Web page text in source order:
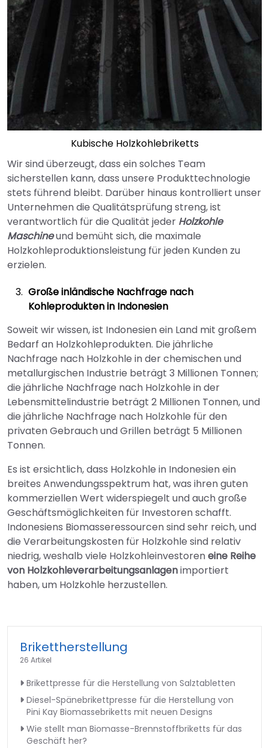
Kubische Holzkohlebriketts
Wir sind überzeugt, dass ein solches Team
sicherstellen kann, dass unsere Produkttechnologie
stets führend bleibt. Darüber hinaus kontrolliert unser
Unternehmen die Qualitätsprüfung streng, ist
verantwortlich für die Qualität jeder Holzkohle
Maschineund bemüht sich, die maximale
Holzkohleproduktionsleistung für jeden Kunden zu
erzielen.
Große inländische Nachfrage nach
Kohleprodukten in Indonesien
Soweit wir wissen, ist Indonesien ein Land mit großem
Bedarf an Holzkohleprodukten. Die jährliche
Nachfrage nach Holzkohle in der chemischen und
metallurgischen Industrie beträgt 3 Millionen Tonnen;
die jährliche Nachfrage nach Holzkohle in der
Lebensmittelindustrie beträgt 2 Millionen Tonnen, und
die jährliche Nachfrage nach Holzkohle für den
privaten Gebrauch und Grillen beträgt 5 Millionen
Tonnen.
Es ist ersichtlich, dass Holzkohle in Indonesien ein
breites Anwendungsspektrum hat, was ihren guten
kommerziellen Wert widerspiegelt und auch große
Geschäftsmöglichkeiten für Investoren schafft.
Indonesiens Biomasseressourcen sind sehr reich, und
die Verarbeitungskosten für Holzkohle sind relativ
niedrig, weshalb viele Holzkohleinvestoreneine Reihe
von Holzkohleverarbeitungsanlagenimportiert
haben, um Holzkohle herzustellen.
Brikettherstellung
26 Artikel
Brikettpresse für die Herstellung von Salztabletten
Diesel-Spänebrikettpresse für die Herstellung von
Pini Kay Biomassebriketts mit neuen Designs
Wie stellt man Biomasse-Brennstoffbriketts für das
Geschäft her?